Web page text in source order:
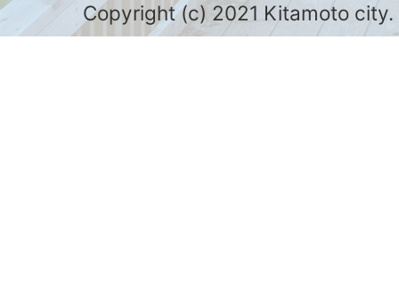
Copyright (c) 2021 Kitamoto city.